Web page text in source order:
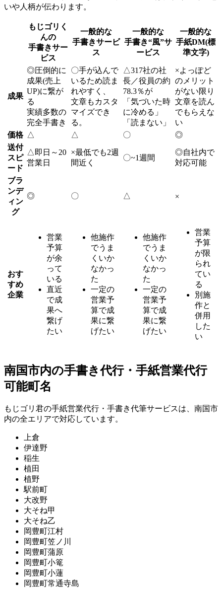
いや人柄が伝わります。
もじゴリく
んの
手書きサー
ビス
一般的な
手書きサービ
ス
一般的な
手書き“風”サ
ービス
一般的な
手紙DM(標
準文字)
成果
◎圧倒的に
成果(売上
UP)に繋が
る
実績多数の
完全手書き
〇手が込んで
いるため読ま
れやすく、
文章もカスタ
マイズでき
る。
△317社の社
長／役員の約
78.3％が
「気づいた時
に冷める」
「読まない」
×よっぽど
のメリット
がない限り
文章を読ん
でもらえな
い
価格 △ △ 〇
◎
送付
スピ
ード
△ 即日～20
営業日
×最低でも2週
間近く
〇~1週間
◎自社内で
対応可能
ブラ
ンデ
ィン
グ
◎ 〇 △ ×
おす
すめ
企業
営業
予算
が余
って
いる
直近
で成
果へ
繋げ
たい
他施作
でうま
くいか
なかっ
た
一定の
営業予
算で成
果に繋
げたい
他施作
でうま
くいか
なかっ
た
一定の
営業予
算で成
果に繋
げたい
営業
予算
が限
られ
てい
る
別施
作と
併用
した
い
南国市内の手書き代行・手紙営業代行
可能町名
もじゴリ君の手紙営業代行・手書き代筆サービスは、南国市
内の全エリアで対応しています。
上倉
伊達野
稲生
植田
植野
駅前町
大改野
大そね甲
大そね乙
岡豊町江村
岡豊町笠ノ川
岡豊町蒲原
岡豊町小篭
岡豊町小蓮
岡豊町常通寺島